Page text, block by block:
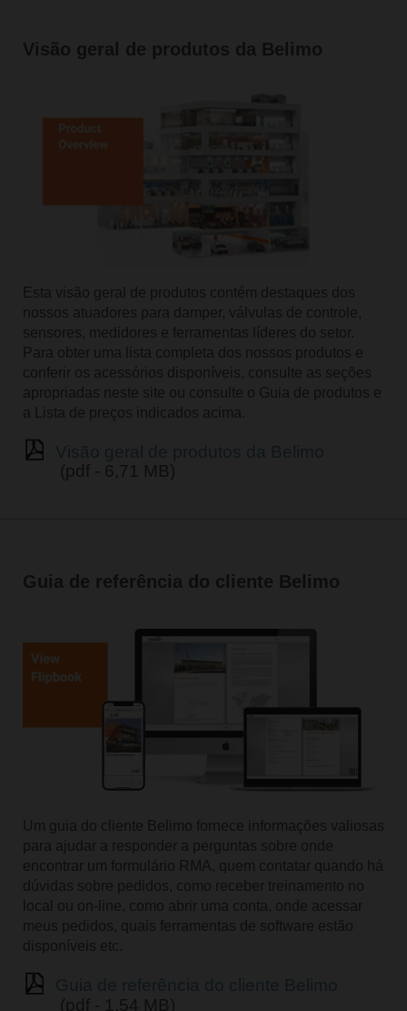
Visão geral de produtos da Belimo
Esta visão geral de produtos contém destaques dos
nossos atuadores para damper, válvulas de controle,
sensores, medidores e ferramentas líderes do setor.
Para obter uma lista completa dos nossos produtos e
conferir os acessórios disponíveis, consulte as seções
apropriadas neste site ou consulte o Guia de produtos e
a Lista de preços indicados acima.
(pdf - 6,71 MB)
Guia de referência do cliente Belimo
Um guia do cliente Belimo fornece informações valiosas
para ajudar a responder a perguntas sobre onde
encontrar um formulário RMA, quem contatar quando há
dúvidas sobre pedidos, como receber treinamento no
local ou on-line, como abrir uma conta, onde acessar
meus pedidos, quais ferramentas de software estão
disponíveis etc.
(pdf - 1,54 MB)